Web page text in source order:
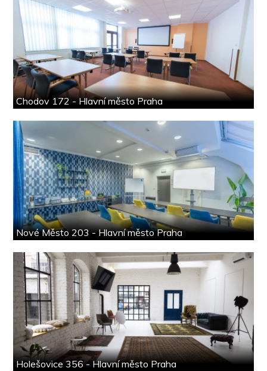
Chodov 172 - Hlavní město Praha
Nové Město 203 - Hlavní město Praha
Holešovice 356 - Hlavní město Praha